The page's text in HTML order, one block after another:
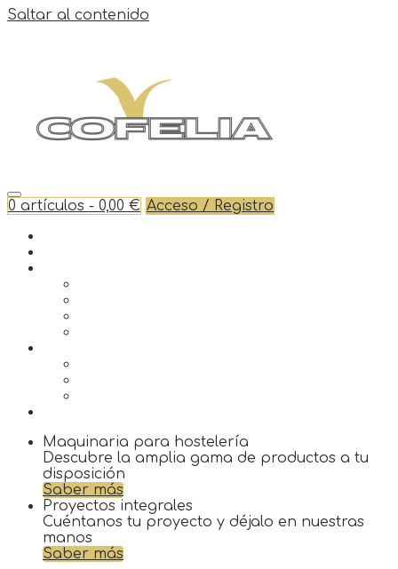
Saltar al contenido
0 artículos - 0,00 € Acceso / Registro
Maquinaria para hostelería
Descubre la amplia gama de productos a tu
disposición
Saber más
Proyectos integrales
Cuéntanos tu proyecto y déjalo en nuestras
manos
Saber más